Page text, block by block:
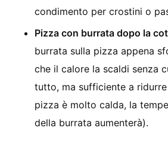
condimento per crostini o
Pizza con burrata dopo la
burrata sulla pizza appena
che il calore la scaldi senza
tutto, ma sufficiente a
pizza è molto calda, la
della burrata aumenterà).